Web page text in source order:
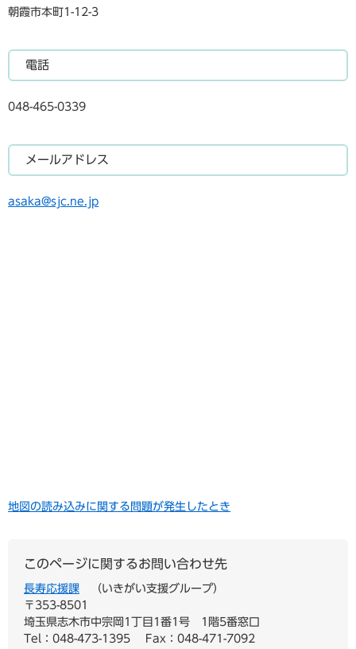
朝霞市本町1-12-3
電話
048-465-0339
メールアドレス
asaka@sjc.ne.jp
地図の読み込みに関する問題が発生したとき
このページに関するお問い合わせ先
長寿応援課
いきがい支援グループ
〒353-8501
埼玉県志木市中宗岡1丁目1番1号 1階5番窓口
Tel：048-473-1395
Fax：048-471-7092